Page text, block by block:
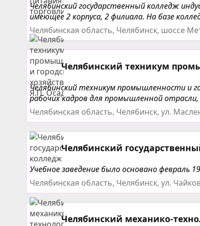
Челябинский государственный колледж
имеющее 2 корпуса, 2 филиала. На базе
Челябинская область, Челябинск, шоссе
Челябинский техникум
Челябинский техникум промышленности и
рабочих кадров для промышленной
Челябинская область, Челябинск, ул.
Челябинский
Учебное заведение было основано февраль
Челябинская область, Челябинск, ул.
Челябинский механико-